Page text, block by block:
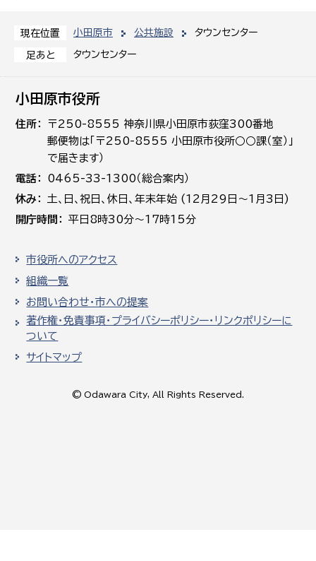
現在位置 小田原市 公共施設 タウンセンター
足あと タウンセンター
小田原市役所
住所
〒250-8555 神奈川県小田原市荻窪300番地
郵便物は「〒250-8555 小田原市役所○○課（室）」
で届きます）
電話
0465-33-1300（総合案内）
休み
土､日､祝日、休日、年末年始 (12月29日～1月3日)
開庁時間
平日8時30分～17時15分
市役所へのアクセス
組織一覧
お問い合わせ・市への提案
著作権・免責事項・プライバシーポリシー・リンクポリシーに
ついて
サイトマップ
© Odawara City, All Rights Reserved.